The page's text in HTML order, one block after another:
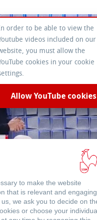
order to be able to view the
videos included on our
you must allow the
cookies in your cookie
Allow YouTube cookies
to make the website
that is relevant and engaging
we ask you to decide on
or choose your